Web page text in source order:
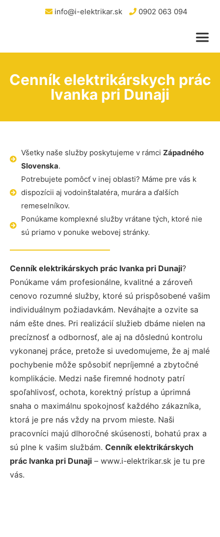
info@i-elektrikar.sk 0902 063 094
Cenník elektrikárskych prác
Ivanka pri Dunaji
Všetky naše služby poskytujeme v rámci Západného
Slovenska.
Potrebujete pomôcť v inej oblasti? Máme pre vás k
dispozícii aj vodoinštalatéra, murára a ďalších
remeselníkov.
Ponúkame komplexné služby vrátane tých, ktoré nie
sú priamo v ponuke webovej stránky.
Cenník elektrikárskych prác Ivanka pri Dunaji?
Ponúkame vám profesionálne, kvalitné a zároveň
cenovo rozumné služby, ktoré sú prispôsobené vašim
individuálnym požiadavkám. Neváhajte a ozvite sa
nám ešte dnes. Pri realizácií služieb dbáme nielen na
precíznosť a odbornosť, ale aj na dôslednú kontrolu
vykonanej práce, pretože si uvedomujeme, že aj malé
pochybenie môže spôsobiť nepríjemné a zbytočné
komplikácie. Medzi naše firemné hodnoty patrí
spoľahlivosť, ochota, korektný prístup a úprimná
snaha o maximálnu spokojnosť každého zákazníka,
ktorá je pre nás vždy na prvom mieste. Naši
pracovníci majú dlhoročné skúsenosti, bohatú prax a
sú plne k vašim službám. Cenník elektrikárskych
prác Ivanka pri Dunaji – www.i-elektrikar.sk je tu pre
vás.